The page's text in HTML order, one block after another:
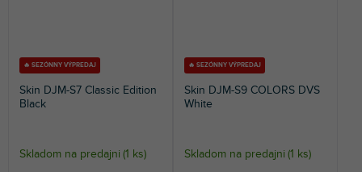
🔥 SEZÓNNY VÝPREDAJ
Skin DJM-S7 Classic Edition
Black
Skladom na predajni (1 ks)
🔥 SEZÓNNY VÝPREDAJ
Skin DJM-S9 COLORS DVS
White
Skladom na predajni (1 ks)